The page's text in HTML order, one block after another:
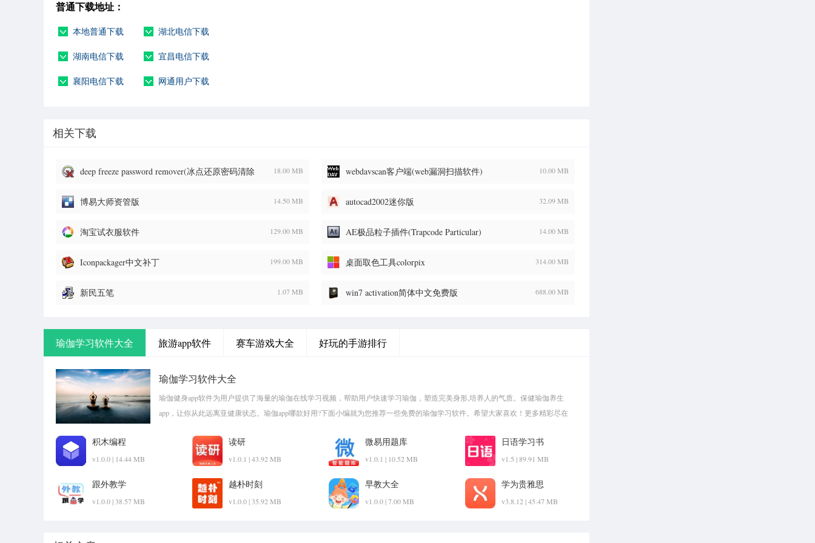
普通下载地址：
本地普通下载 湖北电信下载
湖南电信下载 宜昌电信下载
襄阳电信下载 网通用户下载
相关下载
deep freeze password remover(冰点还原密码清除
18.00 MB webdavscan客户端(web漏洞扫描软件) 10.00 MB
博易大师资管版 14.50 MB autocad2002迷你版 32.09 MB
淘宝试衣服软件 129.00 MB AE极品粒子插件(Trapcode Particular) 14.00 MB
Iconpackager中文补丁 199.00 MB 桌面取色工具colorpix 314.00 MB
新民五笔 1.07 MB win7 activation简体中文免费版 688.00 MB
瑜伽学习软件大全 旅游app软件 赛车游戏大全 好玩的手游排行
瑜伽学习软件大全
瑜伽健身app软件为用户提供了海量的瑜伽在线学习视频，帮助用户快速学习瑜伽，塑造完美身形,培养人的气质。保健瑜伽养生
app，让你从此远离亚健康状态。瑜伽app哪款好用?下面小编就为您推荐一些免费的瑜伽学习软件。希望大家喜欢！更多精彩尽在
积木编程
v1.0.0 | 14.44 MB
读研
v1.0.1 | 43.92 MB
微易用题库
v1.0.1 | 10.52 MB
日语学习书
v1.5 | 89.91 MB
跟外教学
v1.0.0 | 38.57 MB
越朴时刻
v1.0.0 | 35.92 MB
早教大全
v1.0.0 | 7.00 MB
学为贵雅思
v3.8.12 | 45.47 MB